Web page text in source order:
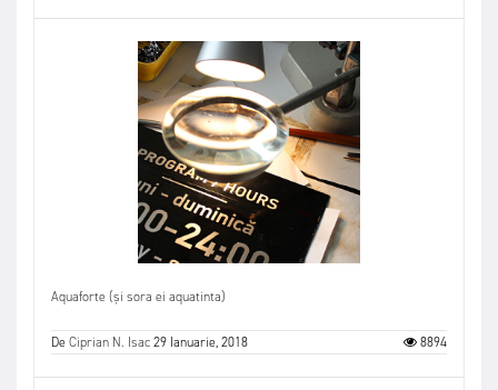
Aquaforte (și sora ei aquatinta)
DeCiprian N. Isac29 Ianuarie, 2018 8894